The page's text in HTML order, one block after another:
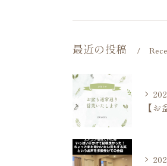
最近の投稿
【